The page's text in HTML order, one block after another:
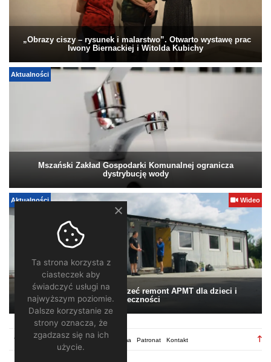
„Obrazy ciszy – rysunek i malarstwo”. Otwarto wystawę prac
Iwony Biernackiej i Witolda Kubichy
Aktualności
Mszański Zakład Gospodarki Komunalnej ogranicza
dystrybucję wody
Aktualności Wideo
Pomagamy. Warto wesprzeć remont APMT dla dzieci i
społeczności
Regulamin Redakcja Reklama Patronat Kontakt
Ta strona korzysta z
ciasteczek aby
świadczyć usługi na
najwyższym poziomie.
Dalsze korzystanie ze
strony oznacza, że
zgadzasz się na ich
użycie.